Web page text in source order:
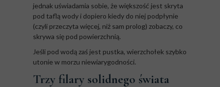
jednak uświadamia sobie, że większość jest skryta
pod taflą wody i dopiero kiedy do niej podpłynie
(czyli przeczyta więcej, niż sam prolog) zobaczy, co
skrywa się pod powierzchnią.
Jeśli pod wodą zaś jest pustka, wierzchołek szybko
utonie w morzu niewiarygodności.
Trzy filary solidnego świata